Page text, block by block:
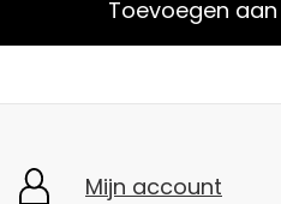
Toevoegen
Mijn account